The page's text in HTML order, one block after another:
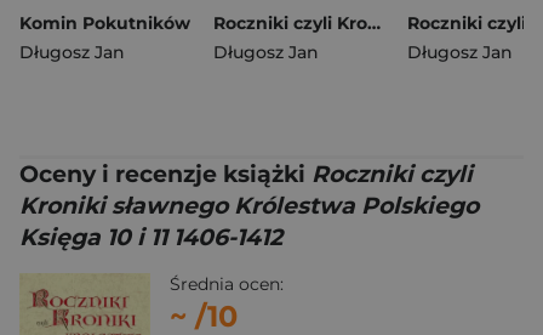
Komin Pokutników
Długosz Jan
Roczniki czyli Kroniki sławnego Królestwa Polskiego Księga 1 i 2 do 1038
Długosz Jan
Długosz Jan
Oceny i recenzje książki Roczniki czyli
Kroniki sławnego Królestwa Polskiego
Księga 10 i 11 1406-1412
Średnia ocen:
~ /10